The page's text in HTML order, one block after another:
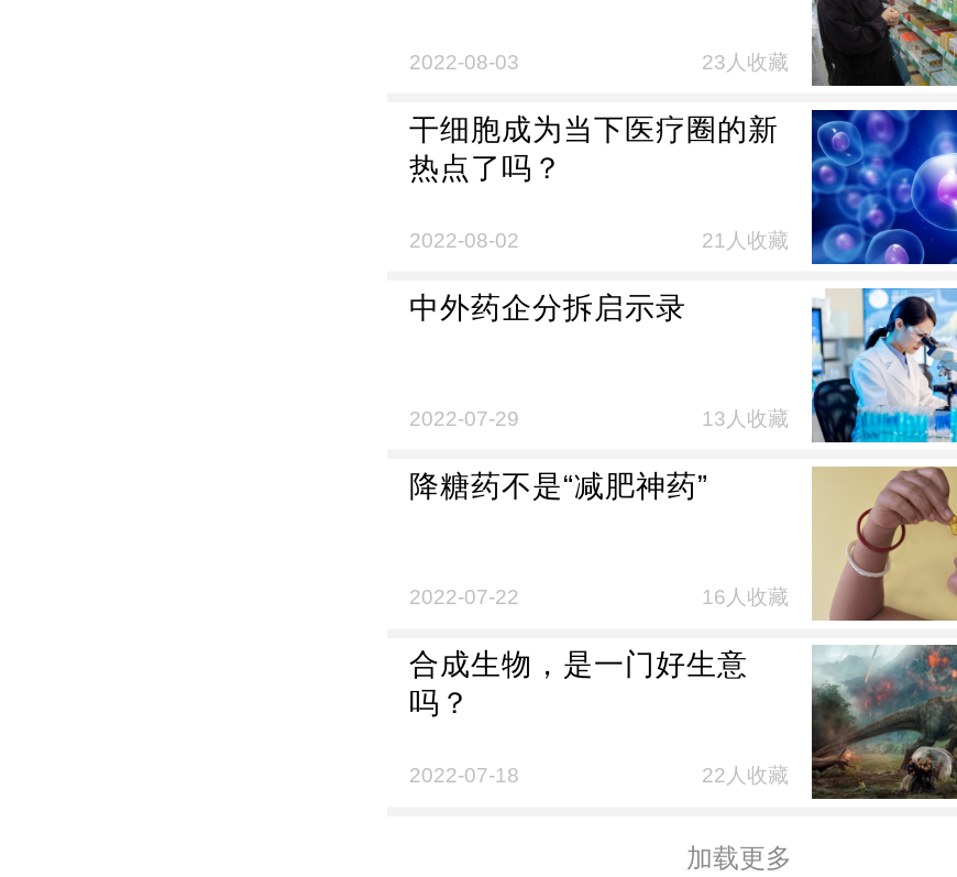
2022-08-03 23人收藏
干细胞成为当下医疗圈的新
热点了吗？
2022-08-02 21人收藏
中外药企分拆启示录
2022-07-29 13人收藏
降糖药不是“减肥神药”
2022-07-22 16人收藏
合成生物，是一门好生意
吗？
2022-07-18 22人收藏
加载更多